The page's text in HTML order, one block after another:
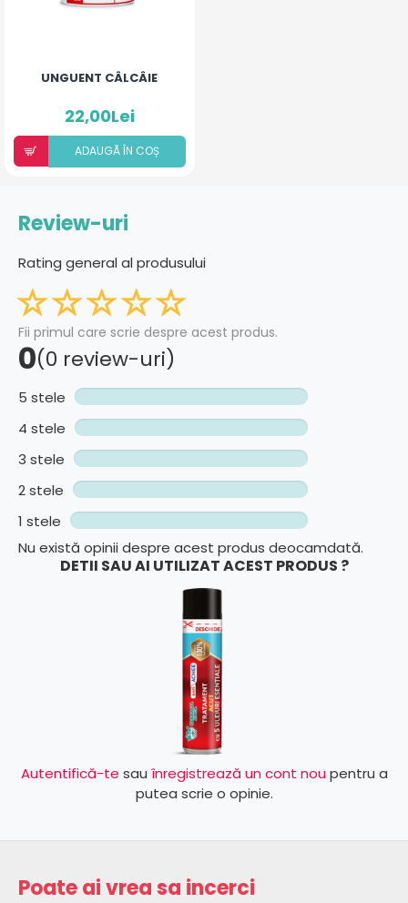
UNGUENT CÂLCÂIE
22,00Lei
ADAUGÃ ÎN COȘ
Review-uri
Rating general al produsului
Fii primul care scrie despre acest produs.
0(0 review-uri)
5 stele
4 stele
3 stele
2 stele
1 stele
Nu există opinii despre acest produs deocamdată.
DETII SAU AI UTILIZAT ACEST PRODUS ?
Autentifică-te sau înregistrează un cont nou pentru a
putea scrie o opinie.
Poate ai vrea sa incerci